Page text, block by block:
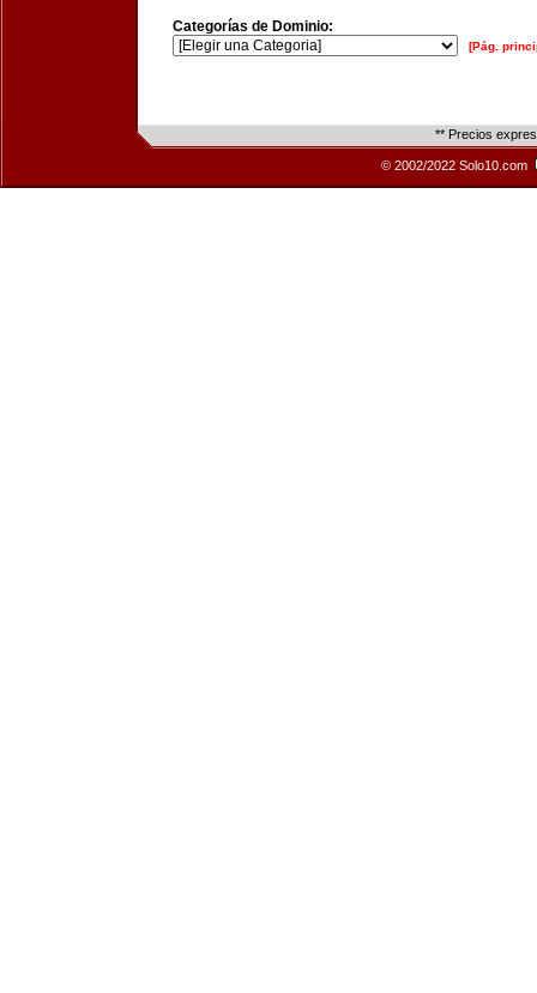
Categorías de Dominio:
[Pág.
** Precios
© 2002/2022 Solo10.com